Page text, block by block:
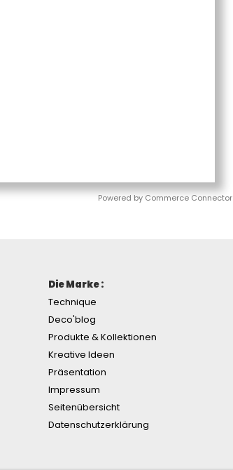
Powered by Commerce Connector
Die Marke :
Technique
Deco'blog
Produkte & Kollektionen
Kreative Ideen
Präsentation
Impressum
Seitenübersicht
Datenschutzerklärung